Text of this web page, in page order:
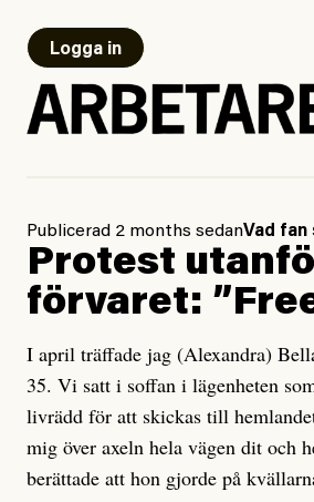
Logga in
Publicerad 2 months sedanVad fan
Protest
förvaret:
I april träffade jag (Alexandra)
35. Vi satt i soffan i lägenheten
livrädd för att skickas till
mig över axeln hela vägen dit och
berättade att hon gjorde på